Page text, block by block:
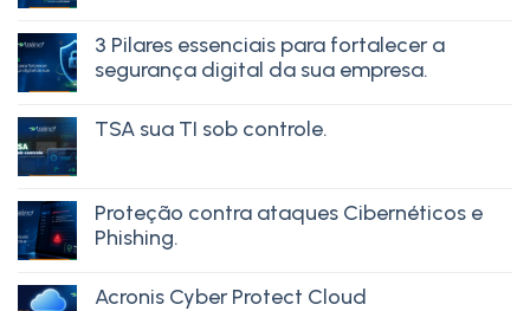
3 Pilares essenciais para fortalecer a
segurança digital da sua empresa.
TSA sua TI sob controle.
Proteção contra ataques Cibernéticos e
Phishing.
Acronis Cyber Protect Cloud